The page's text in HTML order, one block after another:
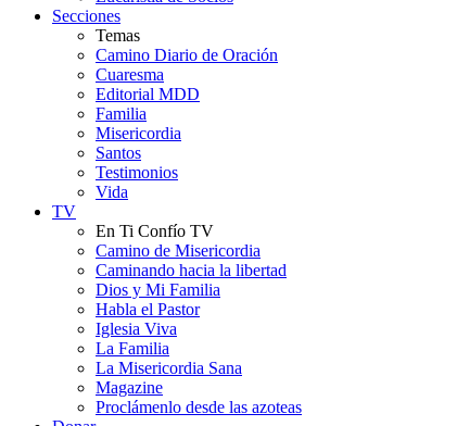
Secciones
Temas
Camino Diario de Oración
Cuaresma
Editorial MDD
Familia
Misericordia
Santos
Testimonios
Vida
TV
En Ti Confío TV
Camino de Misericordia
Caminando hacia la libertad
Dios y Mi Familia
Habla el Pastor
Iglesia Viva
La Familia
La Misericordia Sana
Magazine
Proclámenlo desde las azoteas